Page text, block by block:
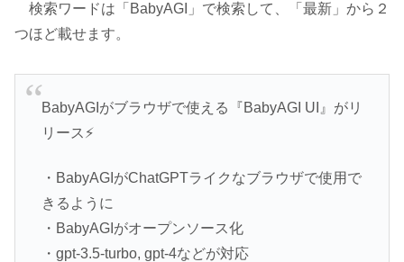
検索ワードは「BabyAGI」で検索して、「最新」から２
つほど載せます。
BabyAGIがブラウザで使える『BabyAGI UI』がリ
リース⚡️
・BabyAGIがChatGPTライクなブラウザで使用で
きるように
・BabyAGIがオープンソース化
・gpt-3.5-turbo, gpt-4などが対応